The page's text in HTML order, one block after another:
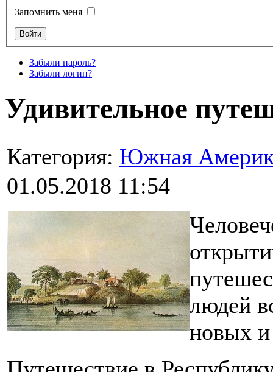
Запомнить меня
Забыли пароль?
Забыли логин?
Удивительное
Категория: Южная
01.05.2018 11:54
людей
новых и